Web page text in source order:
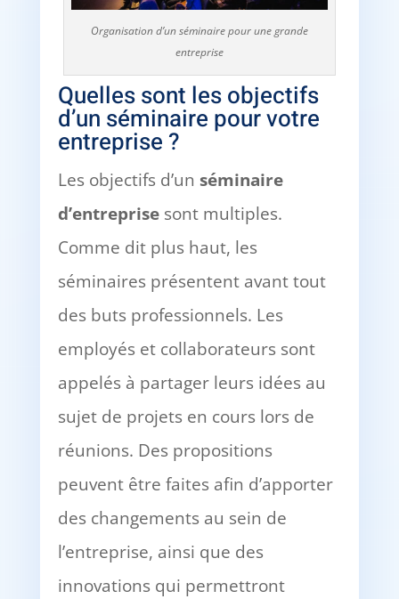
Organisation d’un séminaire pour une grande
entreprise
Quelles sont les objectifs
d’un séminaire pour votre
entreprise ?
Les objectifs d’un séminaire
d’entreprisesont multiples.
Comme dit plus haut, les
séminaires présentent avant tout
des buts professionnels. Les
employés et collaborateurs sont
appelés à partager leurs idées au
sujet de projets en cours lors de
réunions. Des propositions
peuvent être faites afin d’apporter
des changements au sein de
l’entreprise, ainsi que des
innovations qui permettront